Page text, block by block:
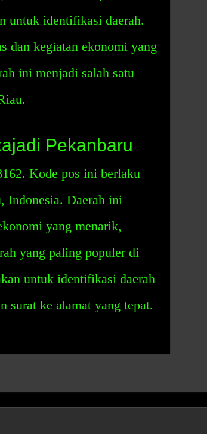
untuk identifikasi daerah.
dan kegiatan ekonomi yang
ini menjadi salah satu
Pekanbaru
Kode pos ini berlaku
Indonesia. Daerah ini
yang menarik,
yang paling populer di
untuk identifikasi daerah
surat ke alamat yang tepat.